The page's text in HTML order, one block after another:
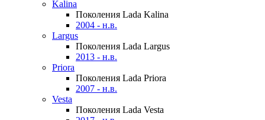
Kalina
Поколения Lada Kalina
2004 - н.в.
Largus
Поколения Lada Largus
2013 - н.в.
Priora
Поколения Lada Priora
2007 - н.в.
Vesta
Поколения Lada Vesta